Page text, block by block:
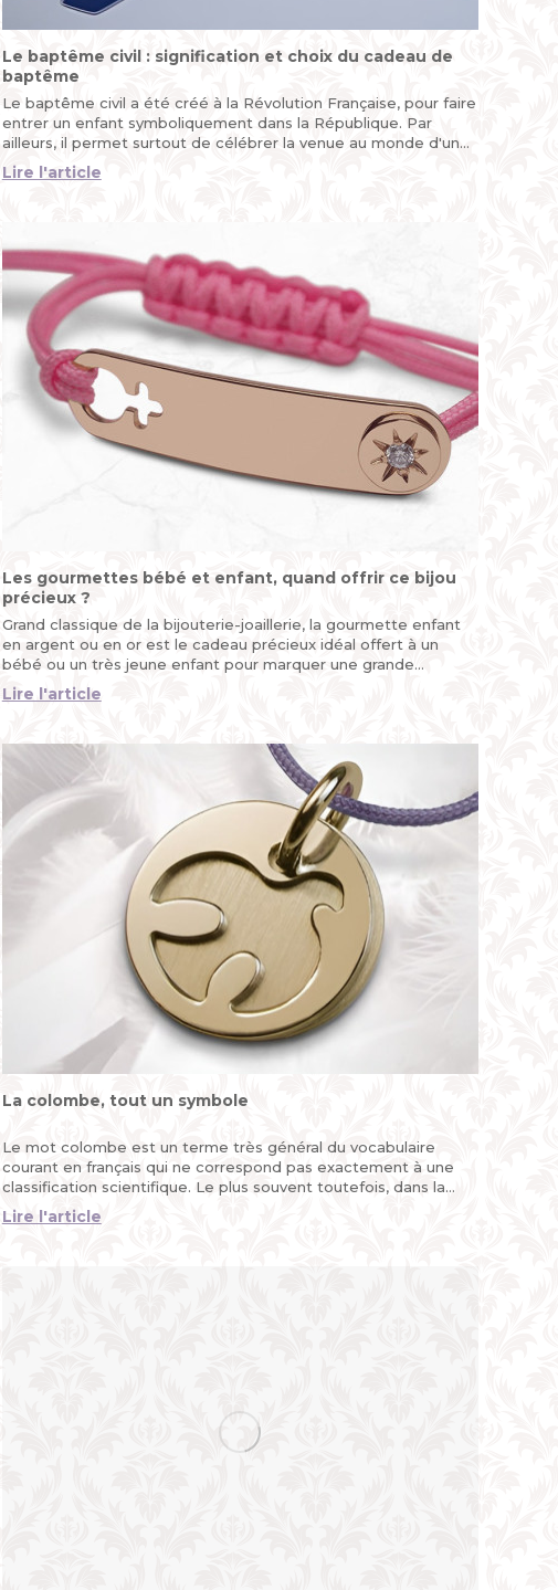
Le baptême civil : signification et choix du cadeau de
baptême
Le baptême civil a été créé à la Révolution Française, pour faire
entrer un enfant symboliquement dans la République. Par
ailleurs, il permet surtout de célébrer la venue au monde d'un
enfant et de lui donner un parrain et une marraine, en dehors
d'un contexte religieux...
Lire l'article
Les gourmettes bébé et enfant, quand offrir ce bijou
précieux ?
Grand classique de la bijouterie-joaillerie, la gourmette enfant
en argent ou en or est le cadeau précieux idéal offert à un
bébé ou un très jeune enfant pour marquer une grande
occasion comme la naissance, le premier anniversaire, le
baptême, la première communion...
Lire l'article
La colombe, tout un symbole
Le mot colombe est un terme très général du vocabulaire
courant en français qui ne correspond pas exactement à une
classification scientifique. Le plus souvent toutefois, dans la
culture populaire, la « colombe » désigne...
Lire l'article